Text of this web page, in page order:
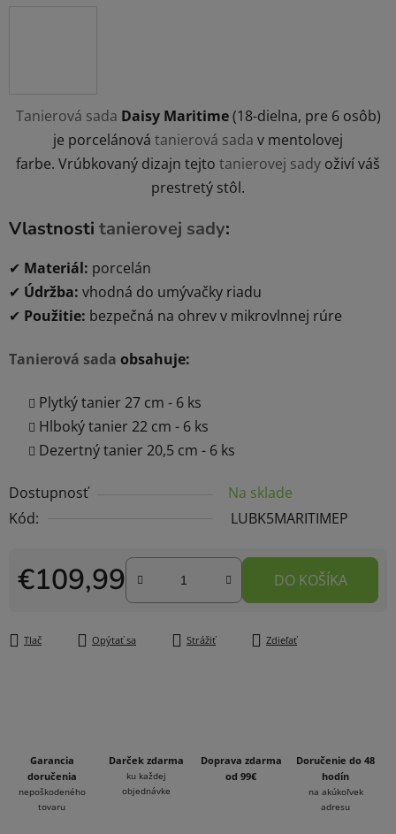
Tanierová sada Daisy Maritime(18-dielna, pre 6 osôb)
je porcelánová tanierová sada v mentolovej
farbe. Vrúbkovaný dizajn tejto tanierovej sady oživí váš
prestretý stôl.
Vlastnosti tanierovej sady:
✔ Materiál: porcelán
✔ Údržba: vhodná do umývačky riadu
✔ Použitie: bezpečná na ohrev v mikrovlnnej rúre
Tanierová sada obsahuje:
Plytký tanier 27 cm - 6 ks
Hlboký tanier 22 cm - 6 ks
Dezertný tanier 20,5 cm - 6 ks
Dostupnosť
Na sklade
Kód:
LUBK5MARITIMEP
€109,99
Jednotková cena:
DO KOŠÍKA
Tlač Opýtať sa Strážiť Zdieľať
Garancia
doručenia
nepoškodeného
tovaru
Darček zdarma
ku každej
objednávke
Doprava zdarma
od 99€
Doručenie do 48
hodín
na akúkoľvek
adresu